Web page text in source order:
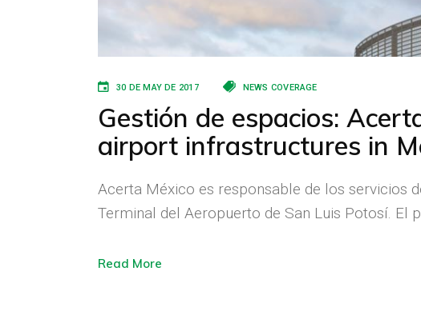
30 DE MAY DE 2017 NEWS COVERAGE
Gestión de espacios:
airport infrastructures in
Acerta México es responsable de los servicios
Terminal del Aeropuerto de San Luis Potosí. El
Read More